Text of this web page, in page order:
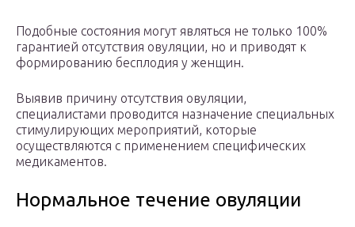
Подобные состояния могут являться не только 100%
гарантией отсутствия овуляции, но и приводят к
формированию бесплодия у женщин.
Выявив причину отсутствия овуляции,
специалистами проводится назначение специальных
стимулирующих мероприятий, которые
осуществляются с применением специфических
медикаментов.
Нормальное течение овуляции